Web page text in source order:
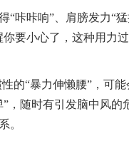
“咔咔响”、肩膀发力“
要小心了，这种用力
的“暴力伸懒腰”，可
，随时有引发脑中风
。